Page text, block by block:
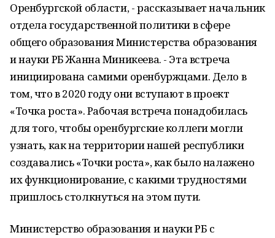
Оренбургской области, - рассказывает начальник
отдела государственной политики в сфере
общего образования Министерства образования
и науки РБ Жанна Миникеева. - Эта встреча
инициирована самими оренбуржцами. Дело в
том, что в 2020 году они вступают в проект
«Точка роста». Рабочая встреча понадобилась
для того, чтобы оренбургские коллеги могли
узнать, как на территории нашей республики
создавались «Точки роста», как было налажено
их функционирование, с какими трудностями
пришлось столкнуться на этом пути.
Министерство образования и науки РБ с